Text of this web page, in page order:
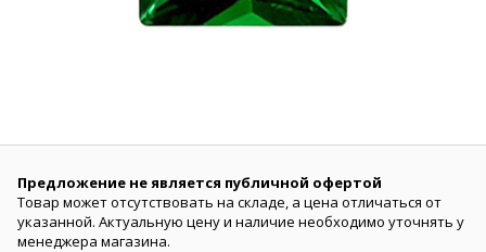
Предложение не является публичной офертой
Товар может отсутствовать на складе, а цена отличаться от
указанной. Актуальную цену и наличие необходимо уточнять у
менеджера магазина.